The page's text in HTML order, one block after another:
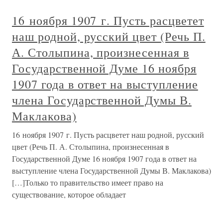
16 ноября 1907 г. Пусть расцветет
наш родной, русский цвет (Речь П.
А. Столыпина, произнесенная в
Государственной Думе 16 ноября
1907 года в ответ на выступление
члена Государственной Думы В.
Маклакова)
16 ноября 1907 г. Пусть расцветет наш родной, русский
цвет (Речь П. А. Столыпина, произнесенная в
Государственной Думе 16 ноября 1907 года в ответ на
выступление члена Государственной Думы В. Маклакова)
[…]Только то правительство имеет право на
существование, которое обладает